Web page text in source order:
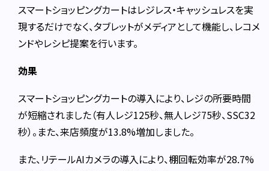
スマートショッピングカートはレジレス・キャッシュレスを実
現するだけでなく、タブレットがメディアとして機能し、レコメ
ンドやレシピ提案を行います。
効果
スマートショッピングカートの導入により、レジの所要時間
が短縮されました（有人レジ125秒、無人レジ75秒、SSC32
秒）。また、来店頻度が13.8%増加しました。
また、リテールAIカメラの導入により、棚回転効率が28.7%